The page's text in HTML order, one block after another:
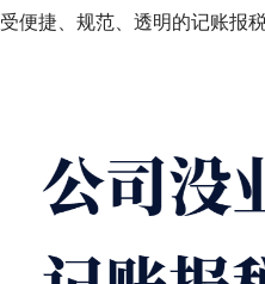
受便捷、规范、透明的记账报税